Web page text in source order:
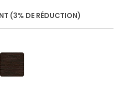
(3% DE RÉDUCTION)